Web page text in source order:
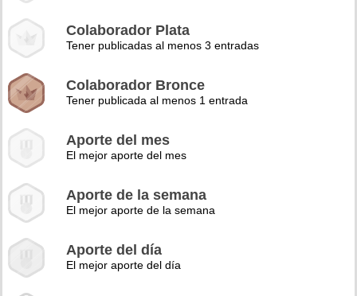
Colaborador Plata
Tener publicadas al menos 3 entradas
Colaborador Bronce
Tener publicada al menos 1 entrada
Aporte del mes
El mejor aporte del mes
Aporte de la semana
El mejor aporte de la semana
Aporte del día
El mejor aporte del día